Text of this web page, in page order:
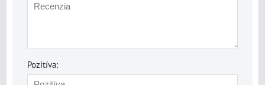
Pozitíva: